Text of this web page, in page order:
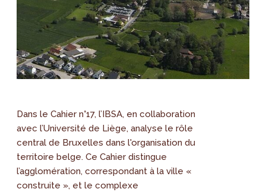
Dans le Cahier n°17, l’IBSA, en collaboration
avec l’Université de Liège, analyse le rôle
central de Bruxelles dans l'organisation du
territoire belge. Ce Cahier distingue
l’agglomération, correspondant à la ville «
construite », et le complexe